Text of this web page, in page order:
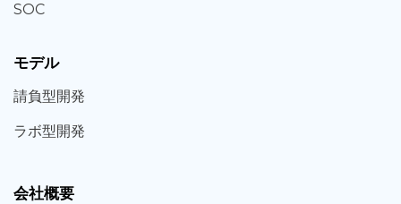
SOC
モデル
請負型開発
ラボ型開発
会社概要